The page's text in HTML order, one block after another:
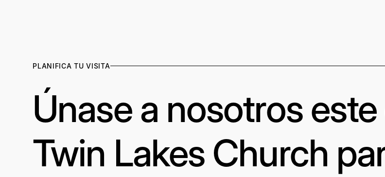
PLANIFICA TU VISITA
Únase a nosotros
Twin Lakes Church